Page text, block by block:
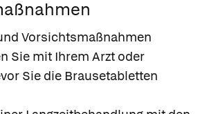
Vorsichtsmaßnahmen
Sie mit Ihrem Arzt oder
Sie die Brausetabletten